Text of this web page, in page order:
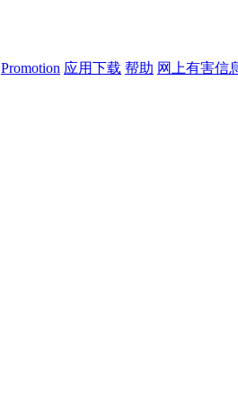
Promotion 应用下载 帮助 网上有害信